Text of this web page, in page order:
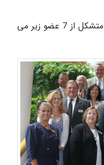
این انجمن دارای هیئت مدیره متشکل از 7 عضو زیر می